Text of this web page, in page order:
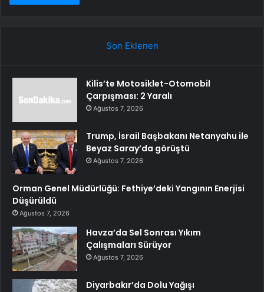
Son Eklenen
Kilis’te Motosiklet-Otomobil
Çarpışması: 2 Yaralı
Ağustos 7, 2026
Trump, İsrail Başbakanı Netanyahu ile
Beyaz Saray’da görüştü
Ağustos 7, 2026
Orman Genel Müdürlüğü: Fethiye’deki Yangının Enerjisi
Düşürüldü
Ağustos 7, 2026
Havza’da Sel Sonrası Yıkım
Çalışmaları Sürüyor
Ağustos 7, 2026
Diyarbakır’da Dolu Yağışı